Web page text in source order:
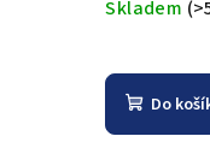
Skladem
Do